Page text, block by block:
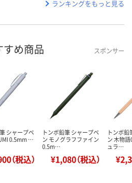
ランキングをもっと見る
すめ商品 スポンサー
シャープペ
0.5mm …
（税込）
トンボ鉛筆 シャープペ
ン モノグラフファイン
0.5m…
¥1,080（税込）
トンボ鉛
ン 木物
ュラ…